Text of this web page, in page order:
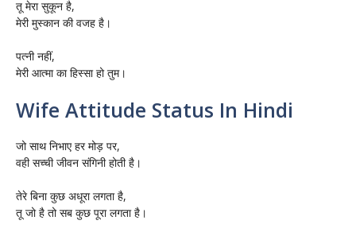
तू मेरा सुकून है,
मेरी मुस्कान की वजह है।
पत्नी नहीं,
मेरी आत्मा का हिस्सा हो तुम।
Wife Attitude Status In Hindi
जो साथ निभाए हर मोड़ पर,
वही सच्ची जीवन संगिनी होती है।
तेरे बिना कुछ अधूरा लगता है,
तू जो है तो सब कुछ पूरा लगता है।